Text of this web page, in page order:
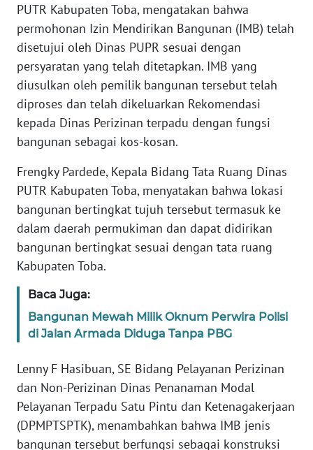
PUTR Kabupaten Toba, mengatakan bahwa
permohonan Izin Mendirikan Bangunan (IMB) telah
disetujui oleh Dinas PUPR sesuai dengan
persyaratan yang telah ditetapkan. IMB yang
diusulkan oleh pemilik bangunan tersebut telah
diproses dan telah dikeluarkan Rekomendasi
kepada Dinas Perizinan terpadu dengan fungsi
bangunan sebagai kos-kosan.
Frengky Pardede, Kepala Bidang Tata Ruang Dinas
PUTR Kabupaten Toba, menyatakan bahwa lokasi
bangunan bertingkat tujuh tersebut termasuk ke
dalam daerah permukiman dan dapat didirikan
bangunan bertingkat sesuai dengan tata ruang
Kabupaten Toba.
Baca Juga:
Bangunan Mewah Milik Oknum Perwira Polisi
di Jalan Armada Diduga Tanpa PBG
Lenny F Hasibuan, SE Bidang Pelayanan Perizinan
dan Non-Perizinan Dinas Penanaman Modal
Pelayanan Terpadu Satu Pintu dan Ketenagakerjaan
(DPMPTSPTK), menambahkan bahwa IMB jenis
bangunan tersebut berfungsi sebagai konstruksi
WN
BENGKULU
WN
LAMPUNG
JATENG
WN
NUSANTARA
WN
JOGJA
WN
WN
BALI
WN
KALBAR
WN